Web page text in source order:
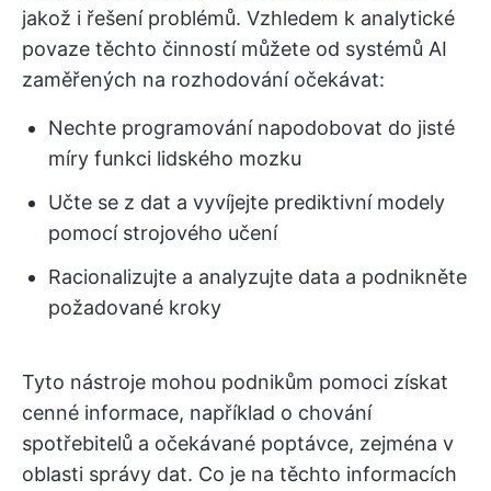
jakož i řešení problémů. Vzhledem k analytické
povaze těchto činností můžete od systémů AI
zaměřených na rozhodování očekávat:
Nechte programování napodobovat do jisté
míry funkci lidského mozku
Učte se z dat a vyvíjejte prediktivní modely
pomocí strojového učení
Racionalizujte a analyzujte data a podnikněte
požadované kroky
Tyto nástroje mohou podnikům pomoci získat
cenné informace, například o chování
spotřebitelů a očekávané poptávce, zejména v
oblasti správy dat. Co je na těchto informacích